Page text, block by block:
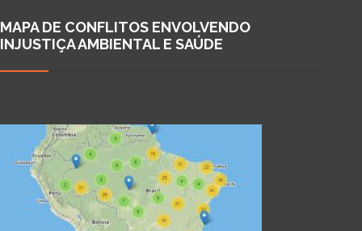
MAPA DE CONFLITOS ENVOLVENDO
INJUSTIÇA AMBIENTAL E SAÚDE